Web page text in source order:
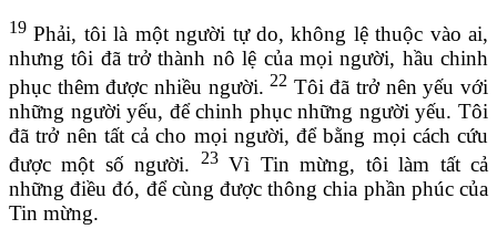
19 Phải, tôi là một người tự do, không lệ thuộc vào ai,
nhưng tôi đã trở thành nô lệ của mọi người, hầu chinh
phục thêm được nhiều người.22 Tôi đã trở nên yếu với
những người yếu, để chinh phục những người yếu. Tôi
đã trở nên tất cả cho mọi người, để bằng mọi cách cứu
được một số người.
23Vì Tin mừng, tôi làm tất cả
những điều đó, để cùng được thông chia phần phúc của
Tin mừng.